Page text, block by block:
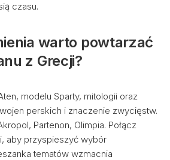
czasu.
warto powtarzać
z Grecji?
modelu Sparty, mitologii oraz
perskich i znaczenie zwycięstw.
Partenon, Olimpia. Połącz
aby przyspieszyć wybór
tematów wzmacnia